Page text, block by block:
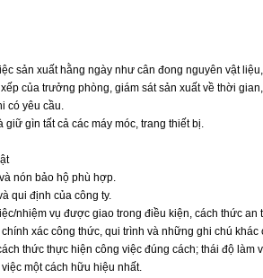
sản xuất hằng ngày như cân đong nguyên vật
của trưởng phòng, giám sát sản xuất về thời
có yêu cầu.
giữ gìn tất cả các máy móc, trang thiết bị.
nón bảo hộ phù hợp.
qui định của công ty.
nhiệm vụ được giao trong điều kiện, cách thức
xác công thức, qui trình và những ghi chú khác
thức thực hiện công việc đúng cách; thái độ làm
một cách hữu hiệu nhất.